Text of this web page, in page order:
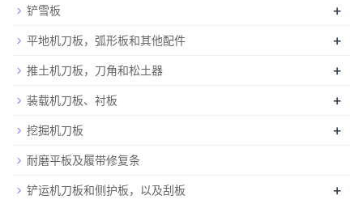
铲雪板 +
平地机刀板，弧形板和其他配件 +
推土机刀板，刀角和松土器 +
装载机刀板、衬板 +
挖掘机刀板 +
耐磨平板及履带修复条
铲运机刀板和侧护板，以及刮板
+